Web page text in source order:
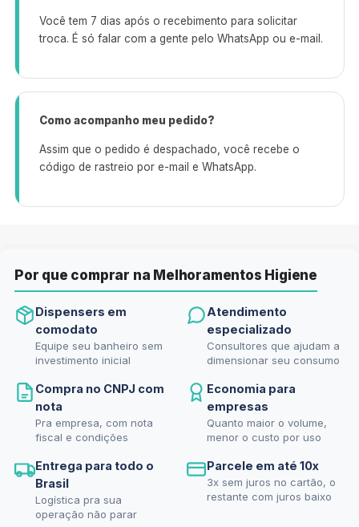
Você tem 7 dias após o recebimento para solicitar
troca. É só falar com a gente pelo WhatsApp ou e-mail.
Como acompanho meu pedido?
Assim que o pedido é despachado, você recebe o
código de rastreio por e-mail e WhatsApp.
Por que comprar na Melhoramentos Higiene
Dispensers em
comodato
Equipe seu banheiro sem
investimento inicial
Atendimento
especializado
Consultores que ajudam a
dimensionar seu consumo
Compra no CNPJ com
nota
Pra empresa, com nota
fiscal e condições
Economia para
empresas
Quanto maior o volume,
menor o custo por uso
Entrega para todo o
Brasil
Logística pra sua
operação não parar
Parcele em até 10x
3x sem juros no cartão, o
restante com juros baixo